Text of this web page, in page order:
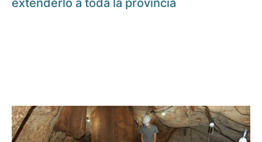
extenderlo a toda la provincia